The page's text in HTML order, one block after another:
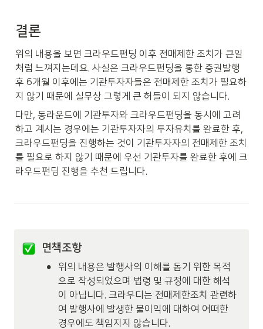
결론
위의 내용을 보면 크라우드펀딩 이후 전매제한 조치가 큰일
처럼 느껴지는데요. 사실은 크라우드펀딩을 통한 증권발행
후 6개월 이후에는 기관투자자들은 전매제한 조치가 필요하
지 않기 때문에 실무상 그렇게 큰 허들이 되지 않습니다.
다만, 동라운드에 기관투자와 크라우드펀딩을 동시에 고려
하고 계시는 경우에는 기관투자자의 투자유치를 완료한 후,
크라우드펀딩을 진행하는 것이 기관투자자의 전매제한 조치
를 필요로 하지 않기 때문에 우선 기관투자를 완료한 후에 크
라우드펀딩 진행을 추천 드립니다.
면책조항
•
위의 내용은 발행사의 이해를 돕기 위한 목적
으로 작성되었으며 법령 및 규정에 대한 해석
이 아닙니다. 크라우디는 전매제한조치 관련하
여 발행사에 발생한 불이익에 대하여 어떠한
경우에도 책임지지 않습니다.